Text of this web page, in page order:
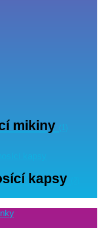
mikiny (1)
kapsy